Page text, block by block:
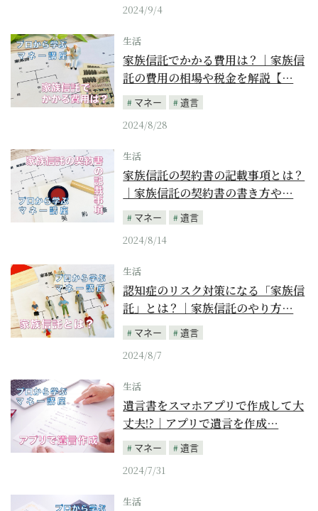
2024/9/4
生活
家族信託でかかる費用は？｜家族信
託の費用の相場や税金を解説【…
マネー
遺言
2024/8/28
生活
家族信託の契約書の記載事項とは？
｜家族信託の契約書の書き方や…
マネー
遺言
2024/8/14
生活
認知症のリスク対策になる「家族信
託」とは？｜家族信託のやり方…
マネー
遺言
2024/8/7
生活
遺言書をスマホアプリで作成して大
丈夫!?｜アプリで遺言を作成…
マネー
遺言
2024/7/31
生活